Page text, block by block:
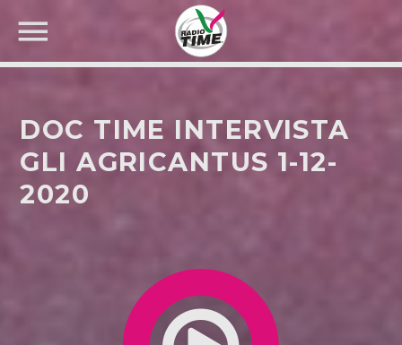
CERCA NEL SITO WEB:
DOC TIME INTERVISTA
GLI AGRICANTUS 1-12-
2020